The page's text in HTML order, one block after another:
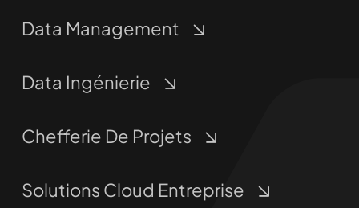
Data Management
Data Ingénierie
Chefferie De Projets
Solutions Cloud Entreprise